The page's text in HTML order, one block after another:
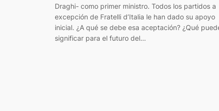
Draghi- como primer ministro. Todos los partidos a
excepción de Fratelli d’Italia le han dado su apoyo
inicial. ¿A qué se debe esa aceptación? ¿Qué
significar para el futuro del…